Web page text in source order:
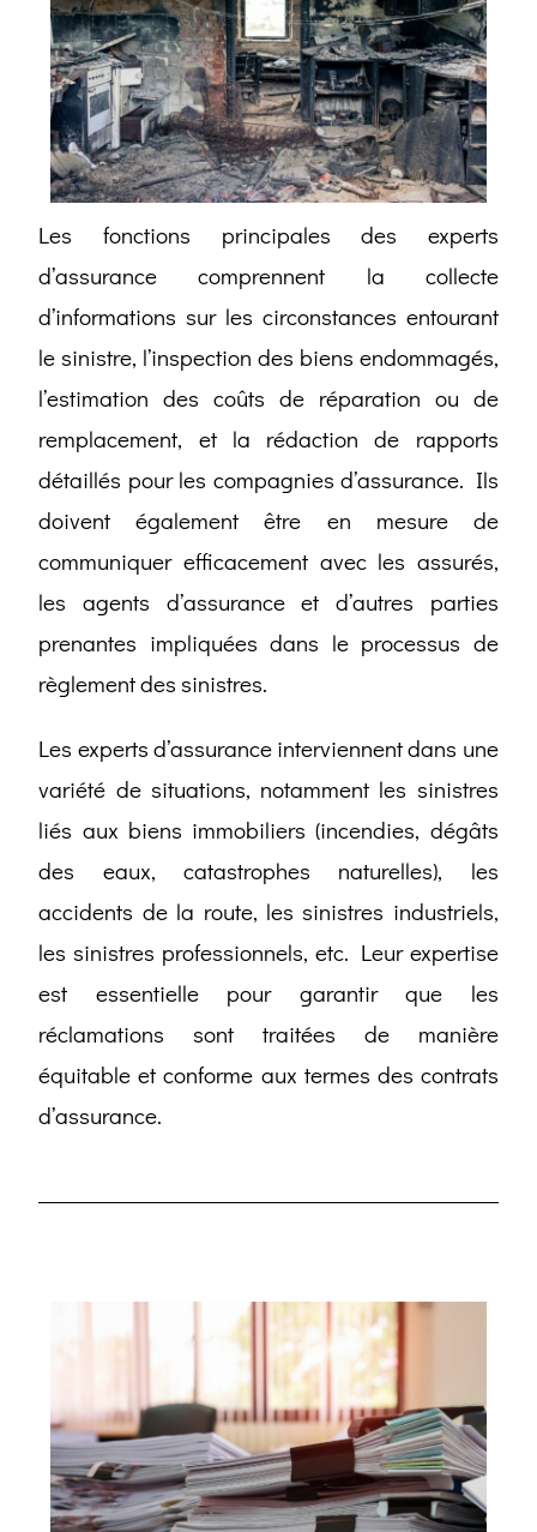
Les fonctions principales des experts
d’assurance comprennent la collecte
d’informations sur les circonstances entourant
le sinistre, l’inspection des biens endommagés,
l’estimation des coûts de réparation ou de
remplacement, et la rédaction de rapports
détaillés pour les compagnies d’assurance. Ils
doivent également être en mesure de
communiquer efficacement avec les assurés,
les agents d’assurance et d’autres parties
prenantes impliquées dans le processus de
règlement des sinistres.
Les experts d’assurance interviennent dans une
variété de situations, notamment les sinistres
liés aux biens immobiliers (incendies, dégâts
des eaux, catastrophes naturelles), les
accidents de la route, les sinistres industriels,
les sinistres professionnels, etc. Leur expertise
est essentielle pour garantir que les
réclamations sont traitées de manière
équitable et conforme aux termes des contrats
d’assurance.